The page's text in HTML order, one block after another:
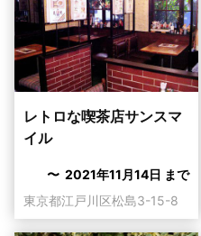
レトロな喫茶店サンスマ
イル
〜 2021年11月14日 まで
東京都江戸川区松島3-15-8